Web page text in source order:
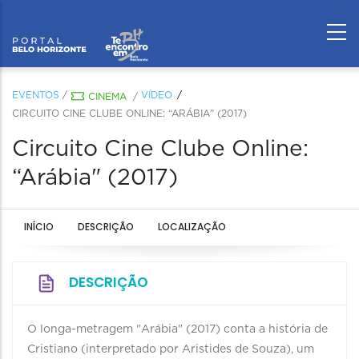
EVENTOS / CINEMA / VÍDEO
CIRCUITO CINE CLUBE ONLINE: “ARÁBIA" (2017)
Circuito Cine Clube Online:
“Arábia" (2017)
INÍCIO DESCRIÇÃO LOCALIZAÇÃO
DESCRIÇÃO
O longa-metragem "Arábia" (2017) conta a história de
Cristiano (interpretado por Aristides de Souza), um